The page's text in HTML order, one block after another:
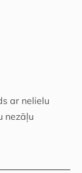
ar nelielu
nezāļu